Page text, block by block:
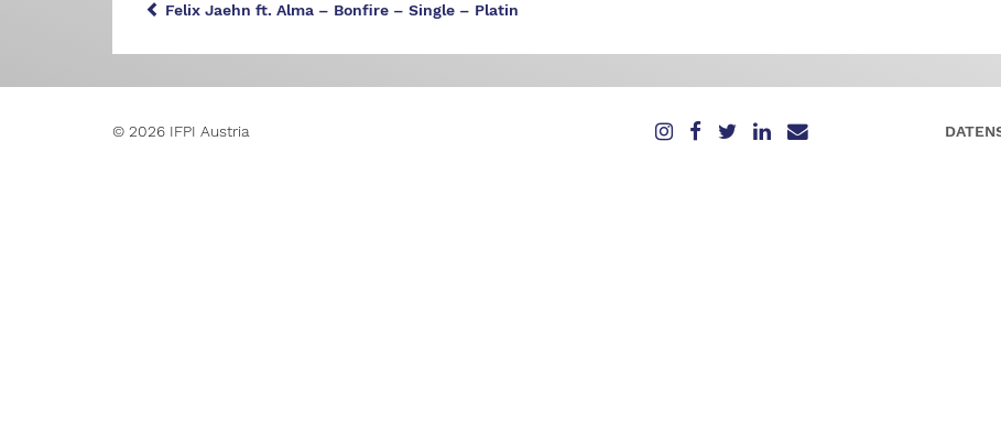
Felix Jaehn ft. Alma – Bonfire – Single – Platin
© 2026 IFPI Austria